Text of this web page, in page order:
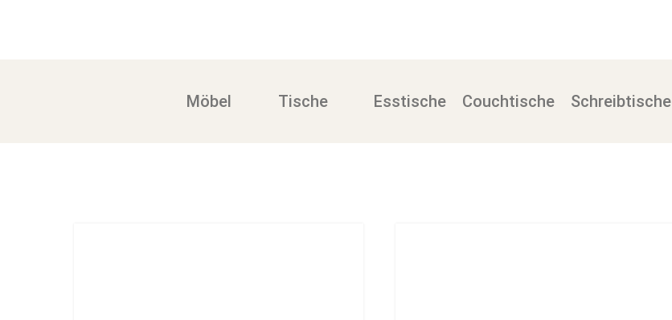
Möbel Tische Esstische Couchtische Schreibtische